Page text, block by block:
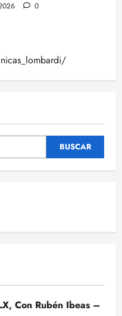
0
BUSCAR
Con Rubén Ibeas –